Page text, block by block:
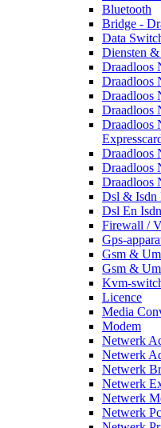
Bluetooth
Bridge -
Data
Diensten
Draadloos
Draadloos
Draadloos
Draadloos
Draadloos
Draadloos
Draadloos
Draadloos
Dsl & Isdn
Dsl En
Firewall /
Gps-
Gsm &
Gsm &
Kvm-
Licence
Media
Modem
Netwerk
Netwerk
Netwerk
Netwerk
Netwerk
Netwerk